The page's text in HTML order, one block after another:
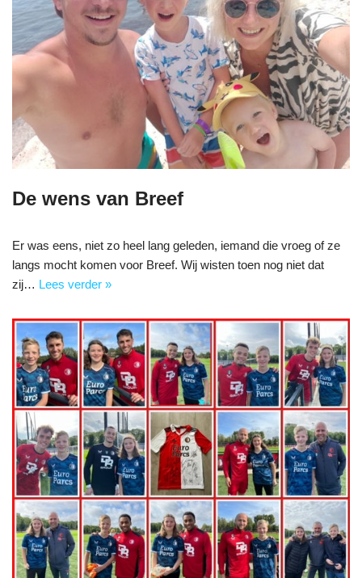
De wens van Breef
Er was eens, niet zo heel lang geleden, iemand die vroeg of ze
langs mocht komen voor Breef. Wij wisten toen nog niet dat
zij… Lees verder »